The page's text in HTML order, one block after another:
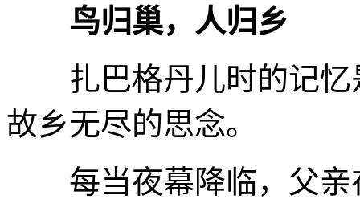
鸟归巢，人归乡
扎巴格丹儿时的记忆
故乡无尽的思念。
每当夜幕降临，父亲